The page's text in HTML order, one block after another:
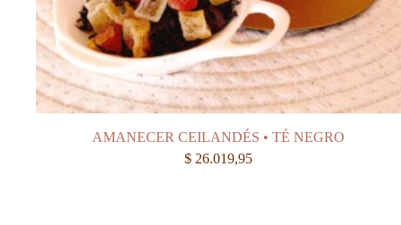
AMANECER CEILANDÉS • TÉ NEGRO
$ 26.019,95